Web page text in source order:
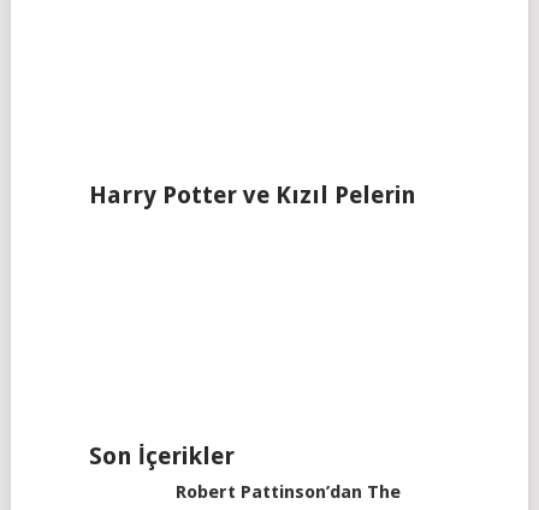
Harry Potter ve Kızıl Pelerin
Son İçerikler
Robert Pattinson’dan The